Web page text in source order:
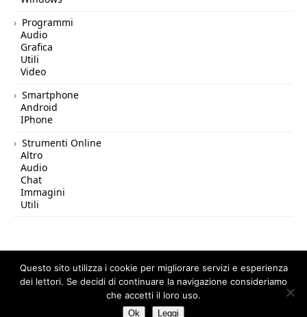
Programmi
Audio
Grafica
Utili
Video
Smartphone
Android
IPhone
Strumenti Online
Altro
Audio
Chat
Immagini
Utili
© 2026 Tutto in Rete — All Rights Reserved.
Questo sito utilizza i cookie per migliorare servizi e esperienza
dei lettori. Se decidi di continuare la navigazione consideriamo
che accetti il loro uso.
Ok Leggi